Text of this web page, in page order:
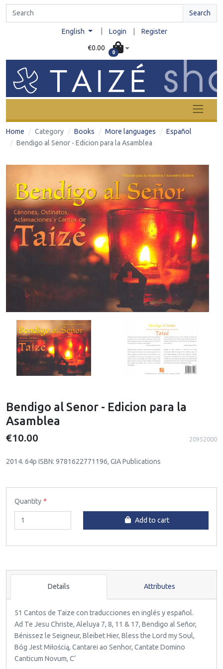
Search
English Login Register
€0.00
0
Home Category Books More languages
Español
Bendigo al Senor - Edicion para la Asamblea
Bendigo al Senor - Edicion para la
Asamblea
€10.00 20952000
2014. 64p ISBN: 9781622771196, GIA Publications
Quantity
Add to cart
Details Attributes
51 Cantos de Taize con traducciones en inglés y español.
Ad Te Jesu Christe, Aleluya 7, 8, 11 & 17, Bendigo al Señor,
Bénissez le Seigneur, Bleibet Hier, Bless the Lord my Soul,
Bóg Jest Miłością, Cantarei ao Senhor, Cantate Domino
Canticum Novum, C’